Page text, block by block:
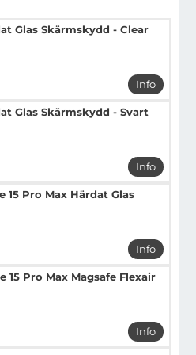
Glas Skärmskydd - Clear
Info
mer info
Glas Skärmskydd - Svart
Info
mer info
15 Pro Max Härdat Glas
Info
mer info
Pro Max Magsafe Flexair
Info
mer info